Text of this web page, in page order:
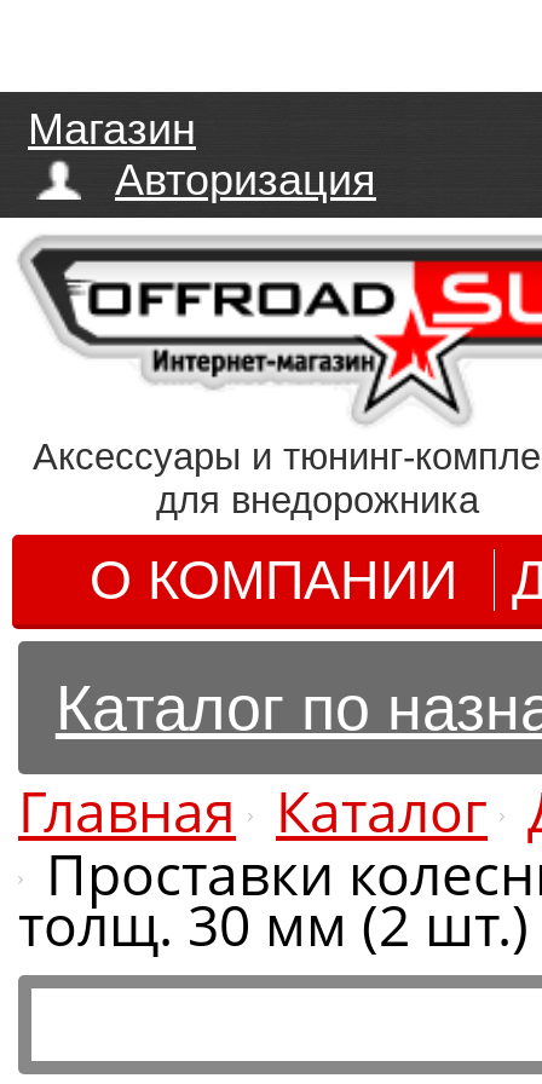
Магазин
Авторизация
Аксессуары и тюнинг-
для внедорожника
О КОМПАНИИ
Каталог по
Главная Каталог
Проставки
толщ. 30 мм (2 шт.)